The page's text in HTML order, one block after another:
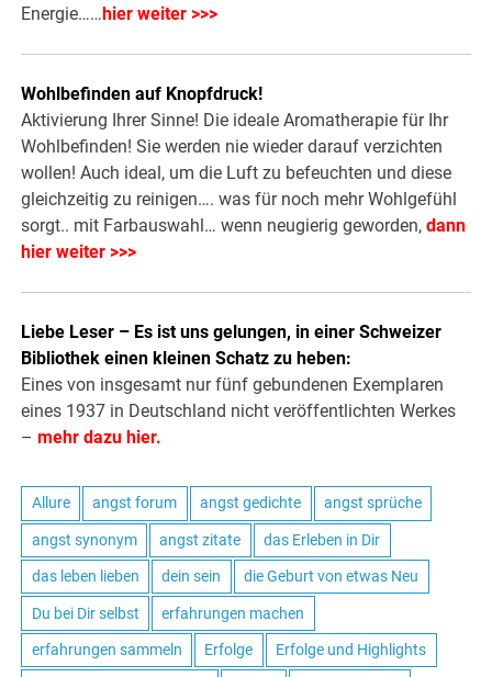
Energie…… hier weiter >>>
Wohlbefinden auf Knopfdruck!
Aktivierung Ihrer Sinne! Die ideale Aromatherapie für Ihr
Wohlbefinden! Sie werden nie wieder darauf verzichten
wollen! Auch ideal, um die Luft zu befeuchten und diese
gleichzeitig zu reinigen…. was für noch mehr Wohlgefühl
sorgt.. mit Farbauswahl… wenn neugierig geworden,dann
hier weiter >>>
Liebe Leser – Es ist uns gelungen, in einer Schweizer
Bibliothek einen kleinen Schatz zu heben:
Eines von insgesamt nur fünf gebundenen Exemplaren
eines 1937 in Deutschland nicht veröffentlichten Werkes
– mehr dazu hier.
Allure angst forum angst gedichte angst sprüche
angst synonym angst zitate das Erleben in Dir
das leben lieben dein sein die Geburt von etwas Neu
Du bei Dir selbst erfahrungen machen
erfahrungen sammeln Erfolge Erfolge und Highlights